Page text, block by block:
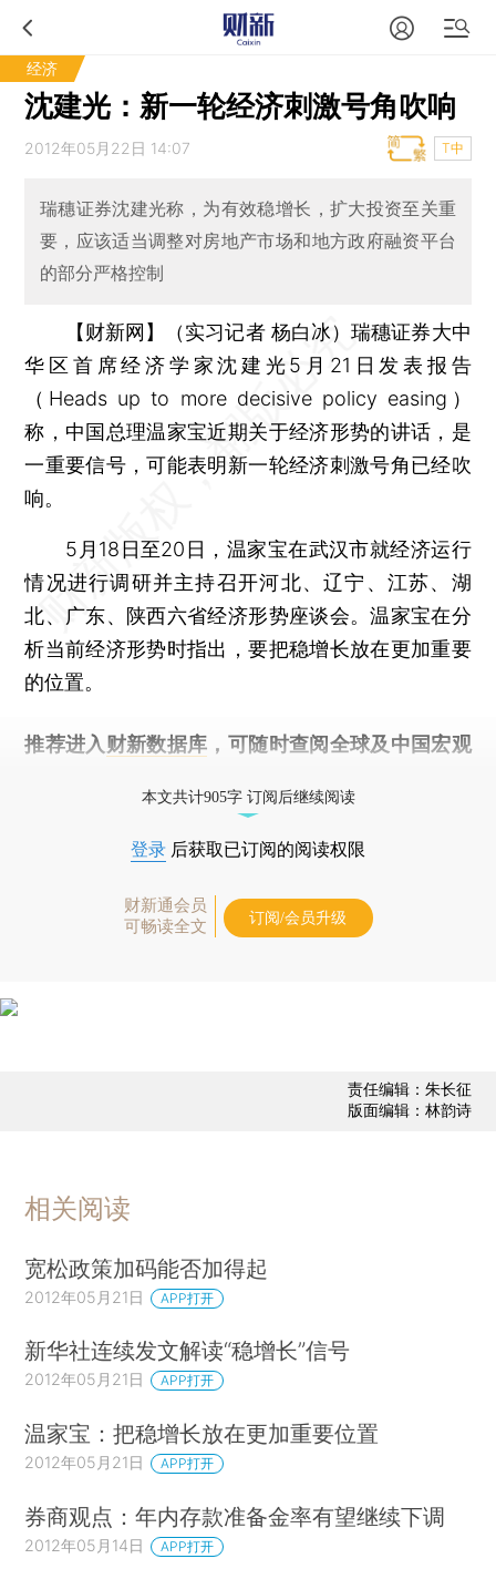
经济
沈建光：新一轮经济刺激号角吹响
2012年05月22日 14:07 T中
瑞穗证券沈建光称，为有效稳增长，扩大投资至关重
要，应该适当调整对房地产市场和地方政府融资平台
的部分严格控制
【财新网】（实习记者 杨白冰）瑞穗证券大中
华区首席经济学家沈建光5月21日发表报告
（Heads up to more decisive policy easing）
称，中国总理温家宝近期关于经济形势的讲话，是
一重要信号，可能表明新一轮经济刺激号角已经吹
响。
5月18日至20日，温家宝在武汉市就经济运行
情况进行调研并主持召开河北、辽宁、江苏、湖
北、广东、陕西六省经济形势座谈会。温家宝在分
析当前经济形势时指出，要把稳增长放在更加重要
的位置。
推荐进入 财新数据库 ，可随时查阅全球及中国宏观
本文共计905字 订阅后继续阅读
登录 后获取已订阅的阅读权限
财新通会员
可畅读全文
订阅/会员升级
责任编辑：朱长征
版面编辑：林韵诗
相关阅读
宽松政策加码能否加得起
2012年05月21日 APP打开
新华社连续发文解读“稳增长”信号
2012年05月21日 APP打开
温家宝：把稳增长放在更加重要位置
2012年05月21日 APP打开
券商观点：年内存款准备金率有望继续下调
2012年05月14日 APP打开